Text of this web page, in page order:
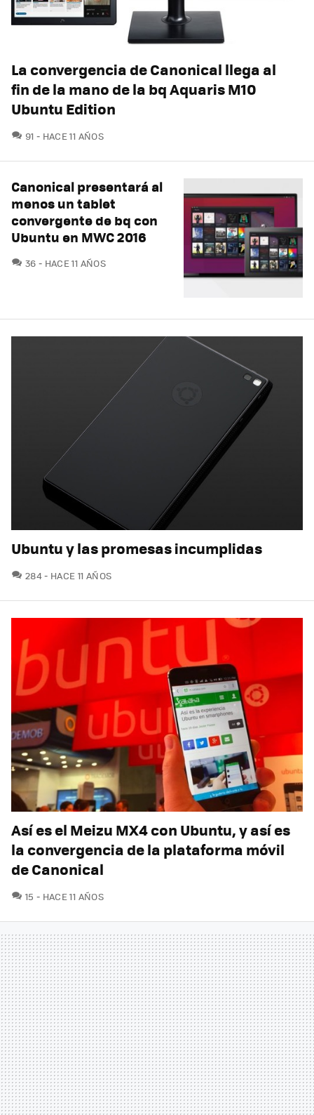
La convergencia de Canonical llega al
fin de la mano de la bq Aquaris M10
Ubuntu Edition
91 COMENTARIOS
HACE 11 AÑOS
Canonical presentará al
menos un tablet
convergente de bq con
Ubuntu en MWC 2016
36 COMENTARIOS
HACE 11 AÑOS
Ubuntu y las promesas incumplidas
284COMENTARIOS
HACE 11 AÑOS
Así es el Meizu MX4 con Ubuntu, y así es
la convergencia de la plataforma móvil
de Canonical
15 COMENTARIOS
HACE 11 AÑOS